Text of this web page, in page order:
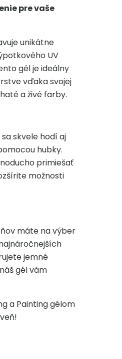
pre vaše
unikátne
UV
gél je ideálny
vďaka svojej
a živé farby.
skvele hodí aj
hubky.
primiešať
možnosti
máte na výber
jemné
gél vám
a Painting gélom